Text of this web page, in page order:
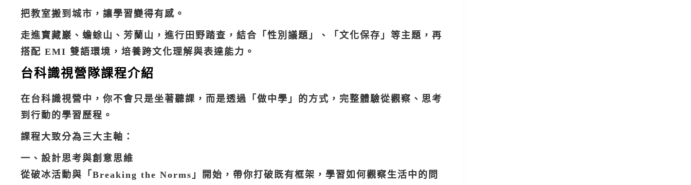
把教室搬到城市，讓學習變得有感。
走進寶藏巖、蟾蜍山、芳蘭山，進行田野踏查，結合「性別議題」、「文化保存」等主題，再
搭配 EMI 雙語環境，培養跨文化理解與表達能力。
台科識視營隊課程介紹
在台科識視營中，你不會只是坐著聽課，而是透過「做中學」的方式，完整體驗從觀察、思考
到行動的學習歷程。
課程大致分為三大主軸：
一、設計思考與創意思維
從破冰活動與「Breaking the Norms」開始，帶你打破既有框架，學習如何觀察生活中的問